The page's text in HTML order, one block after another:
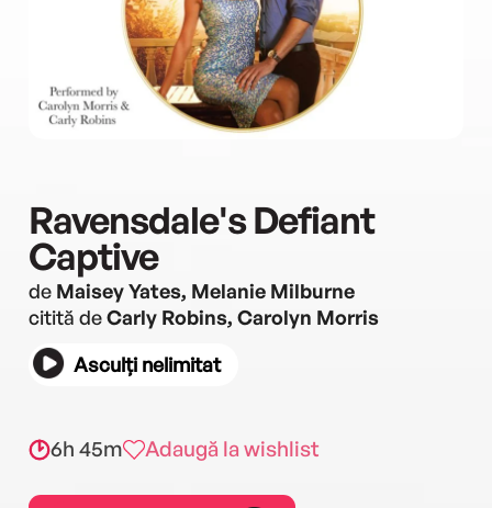
Ravensdale's Defiant
Captive
de Maisey Yates, Melanie Milburne
citită deCarly Robins, Carolyn Morris
Asculți nelimitat
6h 45m Adaugă la wishlist